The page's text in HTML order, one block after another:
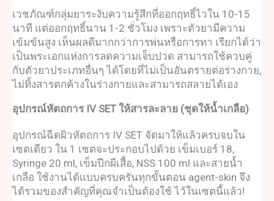
เวชภัณฑ์กลุ่มยาระงับความรู้สึกที่ออกฤทธิ์ไวใน 10-15
นาที แต่ออกฤทธิ์นาน 1-2 ชั่วโมง เพราะตัวยามีความ
เข้มข้นสูง เห็นผลดีมากกว่าการพ่นหรือการทา เรียกได้ว่า
เป็นพระเอกแห่งการลดความเจ็บปวด สามารถใช้ควบคู่
กับตัวยาประเภทอื่นๆ ได้โดยที่ไม่เป็นอันตรายต่อร่างกาย,
ไม่ทิ้งสารตกค้างในร่างกายและสามารถสลายได้เอง
อุปกรณ์หัตถการ IV SET ให้สารละลาย (ชุดให้น้ำเกลือ)
อุปกรณ์ฉีดผิวหัตถการ IV SET จัดมาให้แล้วครบจบใน
เซตเดียว ใน 1 เซตจะประกอบไปด้วย เข็มเบอร์ 18,
Syringe 20 ml, เข็มปีกผีเสื้อ, NSS 100 ml และสายน้ำ
เกลือ ใช้งานได้แบบครบครันทุกขั้นตอน agent-skin จึง
ได้รวมของสำคัญที่คุณจำเป็นต้องใช้ ไว้ในเซตนี้แล้ว!